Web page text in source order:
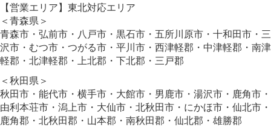
【営業エリア】東北対応エリア
＜青森県＞
青森市・弘前市・八戸市・黒石市・五所川原市・十和田市・三
沢市・むつ市・つがる市・平川市・西津軽郡・中津軽郡・南津
軽郡・北津軽郡・上北郡・下北郡・三戸郡
＜秋田県＞
秋田市・能代市・横手市・大館市・男鹿市・湯沢市・鹿角市・
由利本荘市・潟上市・大仙市・北秋田市・にかほ市・仙北市・
鹿角郡・北秋田郡・山本郡・南秋田郡・仙北郡・雄勝郡